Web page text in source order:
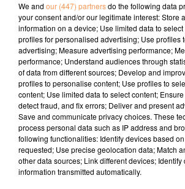
26 mars 2026
INTERVIEW DE ANGY " CONCERT MAISON
LONS, SUR...
We and our (447) partnersdo the following data
your consent and/or our legitimate interest: Store
information on a device; Use limited data to
profiles for personalised advertising; Use profiles
advertising; Measure advertising performance;
performance; Understand audiences through
of data from different sources; Develop and
profiles to personalise content; Use profiles to
content; Use limited data to select content;
detect fraud, and fix errors; Deliver and present
Save and communicate privacy choices. These
process personal data such as IP address and
following functionalities: Identify devices based
requested; Use precise geolocation data; Match
other data sources; Link different devices;
information transmitted automatically.